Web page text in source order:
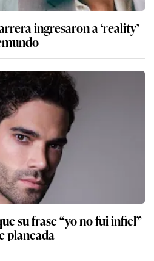
ingresaron a ‘reality’
su frase “yo no fui infiel”
planeada